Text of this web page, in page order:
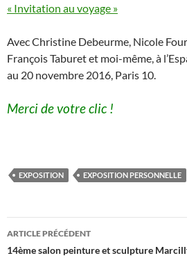
« Invitation au voyage »
Avec Christine Debeurme, Nicole
François Taburet et moi-même, à
au 20 novembre 2016, Paris 10.
Merci de votre clic !
EXPOSITION EXPOSITION PERSONNELLE
Navigation
des
ARTICLE PRÉCÉDENT
14ème salon peinture et sculpture